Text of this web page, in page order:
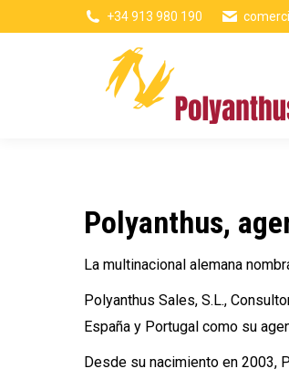
+34 913 980 190
Polyanthus,
La multinacional alemana
Polyanthus Sales, S.L.,
España y Portugal como su
Desde su nacimiento en 2003,